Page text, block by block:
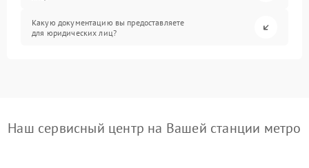
Какую документацию вы предоставляете
для юридических лиц?
Наш сервисный центр на Вашей станции метро